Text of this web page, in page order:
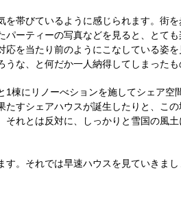
帯びているように感じられます。街
ーティーの写真などを見ると、とて
を当たり前のようにこなしている姿
な、と何だか一人納得してしまったも
棟にリノーべションを施してシェア空
すシェアハウスが誕生したりと、こ
れとは反対に、しっかりと雪国の風
。それでは早速ハウスを見ていきまし